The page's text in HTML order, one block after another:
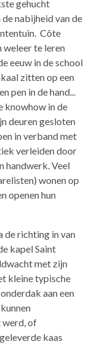
gehucht
nabijheid van de
Côte
weleer te leren
eeuw in de school
zitten op een
pen in de hand...
knowhow in de
deuren gesloten
in verband met
verleiden door
handwerk. Veel
wonen op
openen hun
de richting in van
kapel Saint
met zijn
kleine typische
aan een
werd, of
kaas